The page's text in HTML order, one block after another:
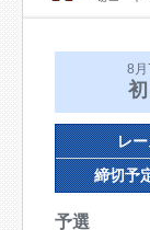
8月
初
レ
締切予
予選